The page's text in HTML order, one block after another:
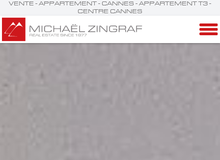
VENTE - APPARTEMENT - CANNES - APPARTEMENT T3 -
CENTRE CANNES